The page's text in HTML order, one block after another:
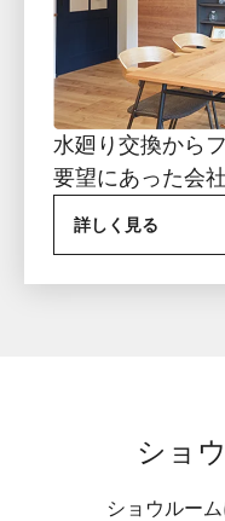
水廻り交換から
要望にあった会
詳しく見る
ショ
ショウルー